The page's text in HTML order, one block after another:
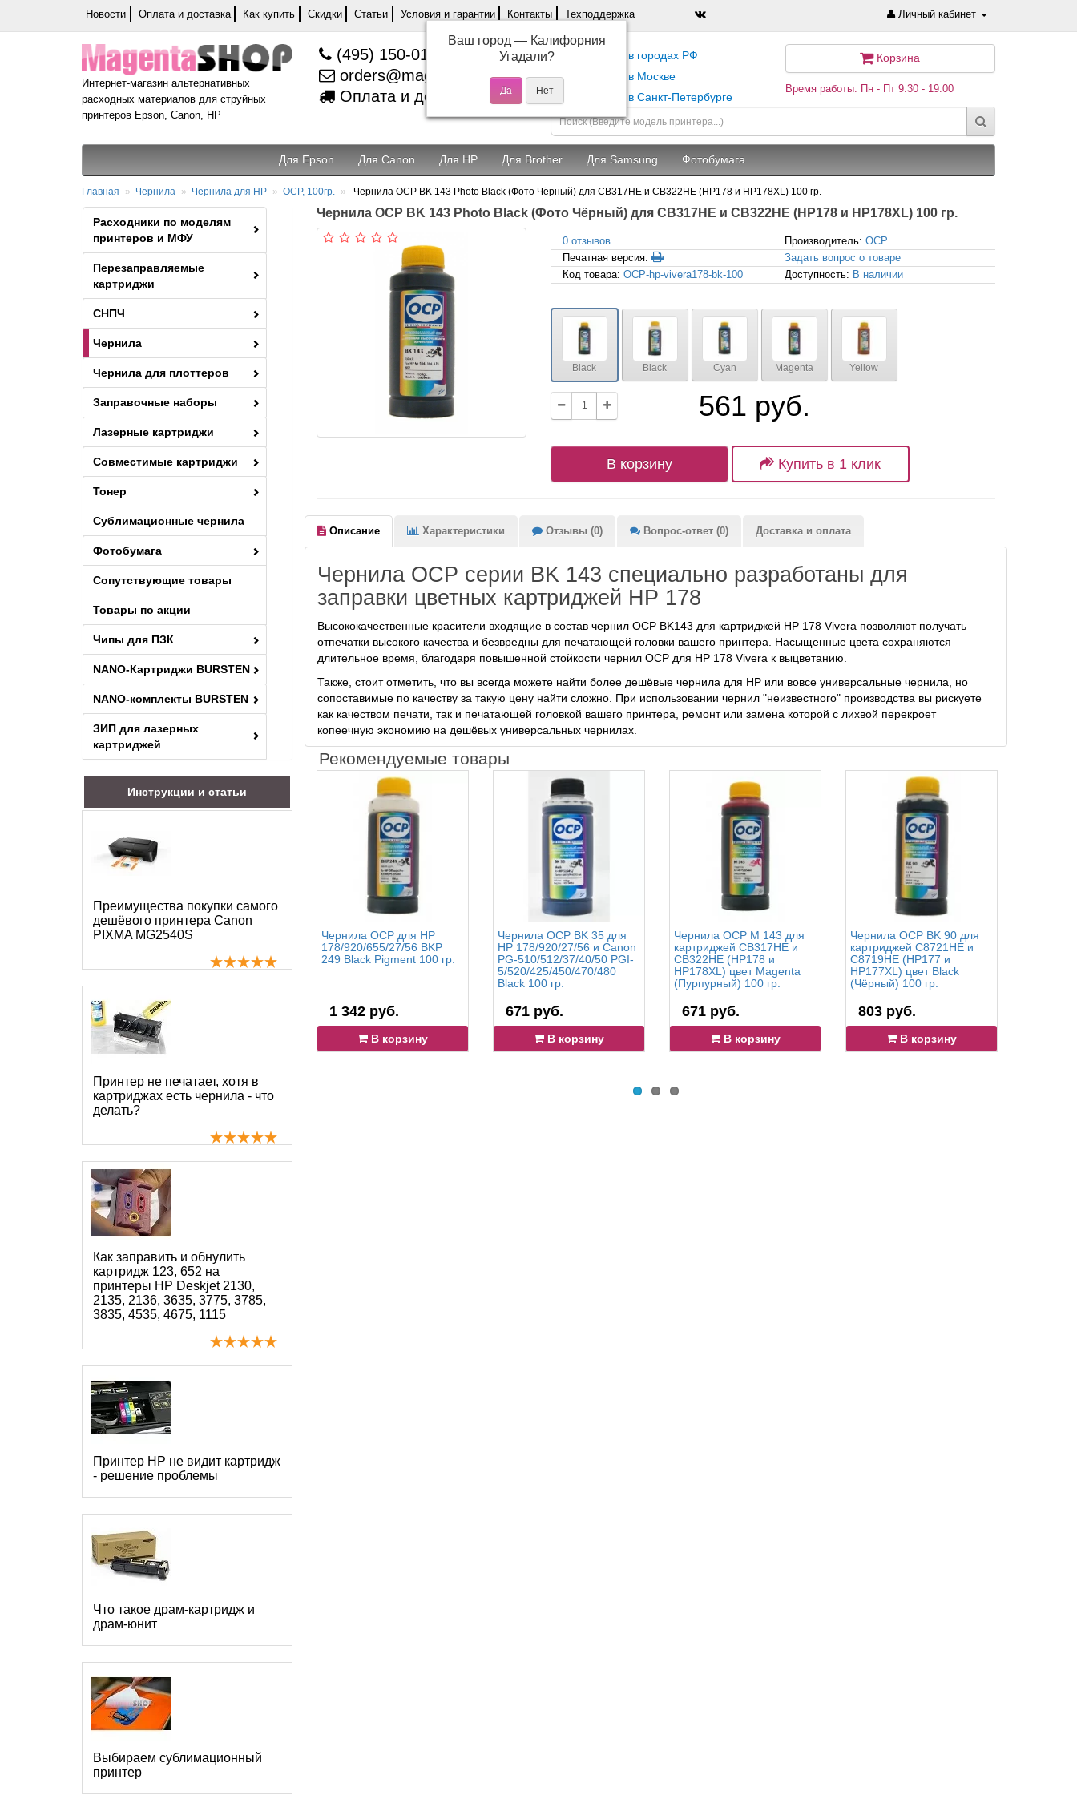
Новости Оплата и доставка Как купить Скидки Статьи Условия и гарантии Контакты Техподдержка Личный кабинет
Интернет-магазин альтернативных
расходных материалов для струйных
принтеров Epson, Canon, HP
(495) 150-01-37
orders@magentashop.ru
Оплата и доставка
Самовывоз в городах РФ
Самовывоз в Москве
Самовывоз в Санкт-Петербурге
Корзина
Время работы: Пн - Пт 9:30 - 19:00
Для Epson Для Canon Для HP Для Brother Для Samsung Фотобумага
Главная Чернила Чернила для HP OCP, 100гр. Чернила OCP BK 143 Photo Black (Фото Чёрный) для CB317HE и CB322HE (HP178 и HP178XL) 100 гр.
Расходники по моделям
принтеров и МФУ
Перезаправляемые
картриджи
СНПЧ
Чернила
Чернила для плоттеров
Заправочные наборы
Лазерные картриджи
Совместимые картриджи
Тонер
Сублимационные чернила
Фотобумага
Сопутствующие товары
Товары по акции
Чипы для ПЗК
NANO-Картриджи BURSTEN
NANO-комплекты BURSTEN
ЗИП для лазерных
картриджей
Инструкции и статьи
Преимущества покупки самого
дешёвого принтера Canon
PIXMA MG2540S
Принтер не печатает, хотя в
картриджах есть чернила - что
делать?
Как заправить и обнулить
картридж 123, 652 на
принтеры HP Deskjet 2130,
2135, 2136, 3635, 3775, 3785,
3835, 4535, 4675, 1115
Принтер HP не видит картридж
- решение проблемы
Что такое драм-картридж и
драм-юнит
Выбираем сублимационный
принтер
Чернила OCP BK 143 Photo Black (Фото Чёрный) для CB317HE и CB322HE (HP178 и HP178XL) 100 гр.
0 отзывов Производитель:OCP
Печатная версия:
Задать вопрос о товаре
Код товара: OCP-hp-vivera178-bk-100 Доступность: В наличии
Black Black Cyan Magenta Yellow
561 руб.
В корзину Купить в 1 клик
Описание Характеристики Отзывы (0) Вопрос-ответ (0) Доставка и оплата
Чернила OCP серии BK 143 специально разработаны для
заправки цветных картриджей HP 178
Высококачественные красители входящие в состав чернил OCP BK143 для картриджей HP 178 Vivera позволяют получать
отпечатки высокого качества и безвредны для печатающей головки вашего принтера. Насыщенные цвета сохраняются
длительное время, благодаря повышенной стойкости чернил OCP для HP 178 Vivera к выцветанию.
Также, стоит отметить, что вы всегда можете найти более дешёвые чернила для HP или вовсе универсальные чернила, но
сопоставимые по качеству за такую цену найти сложно. При использовании чернил "неизвестного" производства вы рискуете
как качеством печати, так и печатающей головкой вашего принтера, ремонт или замена которой с лихвой перекроет
копеечную экономию на дешёвых универсальных чернилах.
Рекомендуемые товары
Чернила OCP для HP
178/920/655/27/56 BKP
249 Black Pigment 100 гр.
1 342 руб.
В корзину
Чернила OCP BK 35 для
HP 178/920/27/56 и Canon
PG-510/512/37/40/50 PGI-
5/520/425/450/470/480
Black 100 гр.
671 руб.
В корзину
Чернила OCP M 143 для
картриджей CB317HE и
CB322HE (HP178 и
HP178XL) цвет Magenta
(Пурпурный) 100 гр.
671 руб.
В корзину
Чернила OCP BK 90 для
картриджей C8721HE и
C8719HE (HP177 и
HP177XL) цвет Black
(Чёрный) 100 гр.
803 руб.
В корзину
Ваш город — Калифорния
Угадали?